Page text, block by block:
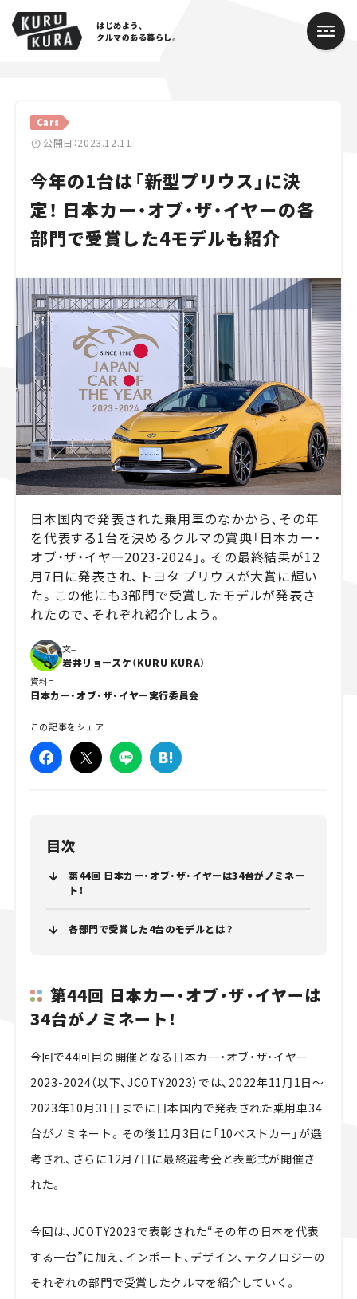
はじめよう、
クルマのある暮らし。
Cars
公開日：2023.12.11
今年の1台は「新型プリウス」に決
定！ 日本カー・オブ・ザ・イヤーの各
部門で受賞した4モデルも紹介
日本国内で発表された乗用車のなかから、その年
を代表する1台を決めるクルマの賞典「日本カー・
オブ・ザ・イヤー2023-2024」。その最終結果が12
月7日に発表され、トヨタ プリウスが大賞に輝い
た。この他にも3部門で受賞したモデルが発表さ
れたので、それぞれ紹介しよう。
文=
岩井リョースケ（KURU KURA）
資料=
日本カー・オブ・ザ・イヤー実行委員会
この記事をシェア
目次
第44回 日本カー・オブ・ザ・イヤーは34台がノミネー
ト！
各部門で受賞した4台のモデルとは？
第44回 日本カー・オブ・ザ・イヤーは
34台がノミネート！
今回で44回目の開催となる日本カー・オブ・ザ・イヤー
2023-2024（以下、JCOTY2023）では、2022年11月1日～
2023年10月31日までに日本国内で発表された乗用車34
台がノミネート。その後11月3日に「10ベストカー」が選
考され、さらに12月7日に最終選考会と表彰式が開催さ
れた。
今回は、JCOTY2023で表彰された“その年の日本を代表
する一台”に加え、インポート、デザイン、テクノロジーの
それぞれの部門で受賞したクルマを紹介していく。
Cars
Lifestyle
Traffic
Special
Series
Campaign
人気のハッシュタグ
スズキ ジムニー｜Suzuki Jimny
スズキ｜Suzuki
マツダ｜Mazda
マツダ ロードスター｜Mazda Roadster